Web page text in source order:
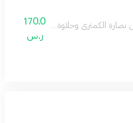
نضارة الكمثرى وحلاوة البرقوق مع
170.0
ر.س